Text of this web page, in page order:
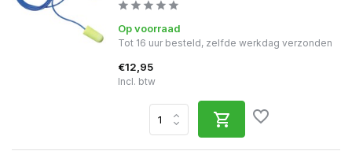
Op voorraad
Tot 16 uur besteld, zelfde werkdag verzonden
€12,95
Incl. btw